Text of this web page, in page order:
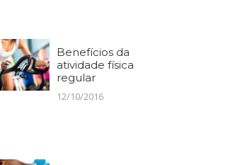
Benefícios da
atividade física
regular
12/10/2016